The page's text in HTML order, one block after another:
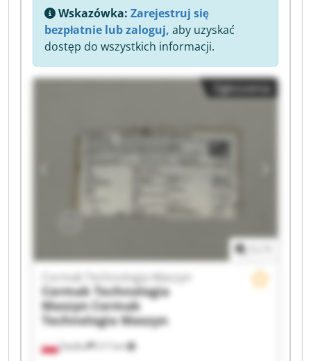
Wskazówka: Zarejestruj się
bezpłatnie lub zaloguj, aby uzyskać
dostęp do wszystkich informacji.
Ogłoszenia
Siedlce 217 km
Cormak Technologia Maszyn
Cormak Technologia
MaszynCormak
Technologia Maszyn